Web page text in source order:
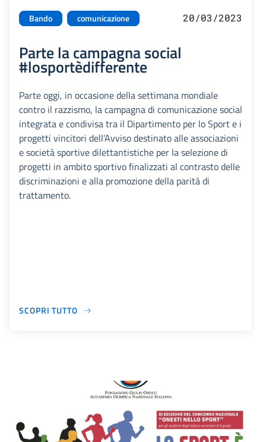
Bando comunicazione 20/03/2023
Parte la campagna social
#losportèdifferente
Parte oggi, in occasione della settimana mondiale
contro il razzismo, la campagna di comunicazione social
integrata e condivisa tra il Dipartimento per lo Sport e i
progetti vincitori dell’Avviso destinato alle associazioni
e società sportive dilettantistiche per la selezione di
progetti in ambito sportivo finalizzati al contrasto delle
discriminazioni e alla promozione della parità di
trattamento.
SCOPRI TUTTO